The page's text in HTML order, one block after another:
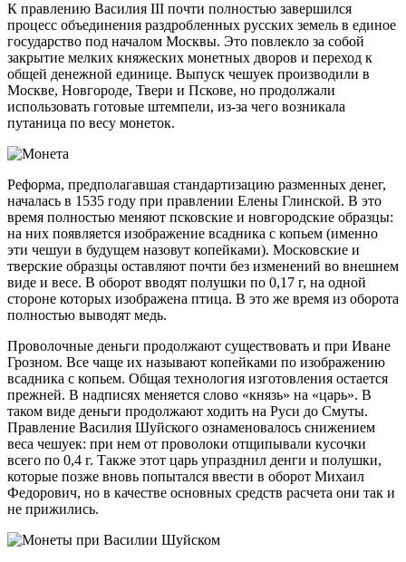
К правлению Василия III почти полностью завершился
процесс объединения раздробленных русских земель в единое
государство под началом Москвы. Это повлекло за собой
закрытие мелких княжеских монетных дворов и переход к
общей денежной единице. Выпуск чешуек производили в
Москве, Новгороде, Твери и Пскове, но продолжали
использовать готовые штемпели, из-за чего возникала
путаница по весу монеток.
Реформа, предполагавшая стандартизацию разменных денег,
началась в 1535 году при правлении Елены Глинской. В это
время полностью меняют псковские и новгородские образцы:
на них появляется изображение всадника с копьем (именно
эти чешуи в будущем назовут копейками). Московские и
тверские образцы оставляют почти без изменений во внешнем
виде и весе. В оборот вводят полушки по 0,17 г, на одной
стороне которых изображена птица. В это же время из оборота
полностью выводят медь.
Проволочные деньги продолжают существовать и при Иване
Грозном. Все чаще их называют копейками по изображению
всадника с копьем. Общая технология изготовления остается
прежней. В надписях меняется слово «князь» на «царь». В
таком виде деньги продолжают ходить на Руси до Смуты.
Правление Василия Шуйского ознаменовалось снижением
веса чешуек: при нем от проволоки отщипывали кусочки
всего по 0,4 г. Также этот царь упразднил денги и полушки,
которые позже вновь попытался ввести в оборот Михаил
Федорович, но в качестве основных средств расчета они так и
не прижились.